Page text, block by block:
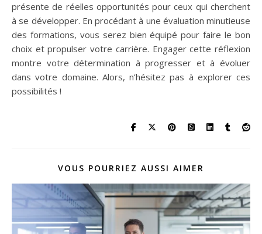
présente de réelles opportunités pour ceux qui cherchent
à se développer. En procédant à une évaluation minutieuse
des formations, vous serez bien équipé pour faire le bon
choix et propulser votre carrière. Engager cette réflexion
montre votre détermination à progresser et à évoluer
dans votre domaine. Alors, n’hésitez pas à explorer ces
possibilités !
VOUS POURRIEZ AUSSI AIMER